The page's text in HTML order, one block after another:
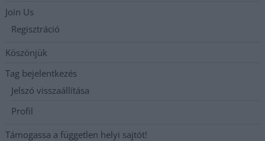
Join Us
Regisztráció
Köszönjük
Tag bejelentkezés
Jelszó visszaállítása
Profil
Támogassa a független helyi sajtót!